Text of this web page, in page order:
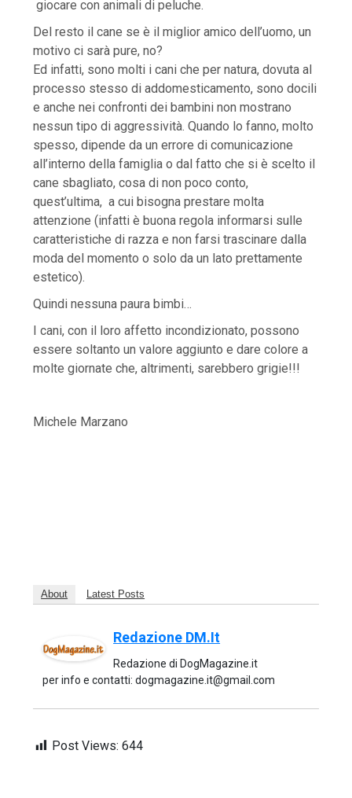
giocare con animali di peluche.
Del resto il cane se è il miglior amico dell’uomo, un
motivo ci sarà pure, no?
Ed infatti, sono molti i cani che per natura, dovuta al
processo stesso di addomesticamento, sono docili
e anche nei confronti dei bambini non mostrano
nessun tipo di aggressività. Quando lo fanno, molto
spesso, dipende da un errore di comunicazione
all’interno della famiglia o dal fatto che si è scelto il
cane sbagliato, cosa di non poco conto,
quest’ultima, a cui bisogna prestare molta
attenzione (infatti è buona regola informarsi sulle
caratteristiche di razza e non farsi trascinare dalla
moda del momento o solo da un lato prettamente
estetico).
Quindi nessuna paura bimbi…
I cani, con il loro affetto incondizionato, possono
essere soltanto un valore aggiunto e dare colore a
molte giornate che, altrimenti, sarebbero grigie!!!
Michele Marzano
About Latest Posts
Redazione DM.it
Redazione di DogMagazine.it
per info e contatti: dogmagazine.it@gmail.com
Post Views: 644